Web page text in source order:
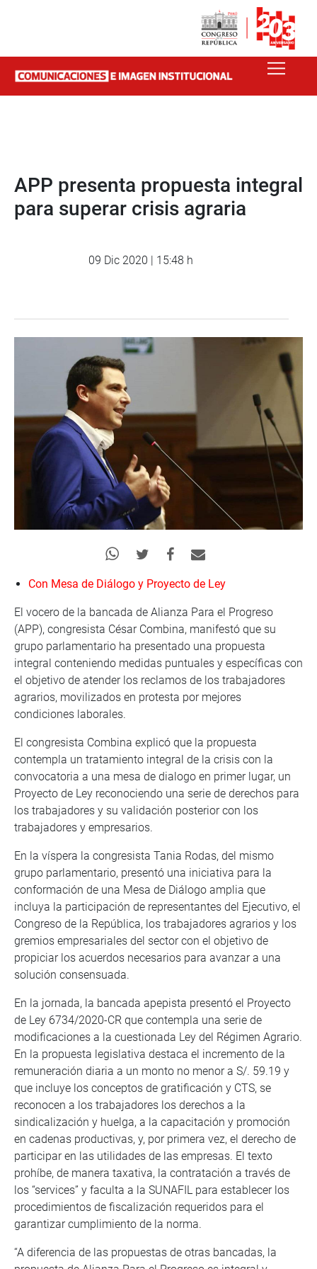
APP presenta propuesta integral
para superar crisis agraria
09 Dic 2020 | 15:48 h
Con Mesa de Diálogo y Proyecto de Ley
El vocero de la bancada de Alianza Para el Progreso
(APP), congresista César Combina, manifestó que su
grupo parlamentario ha presentado una propuesta
integral conteniendo medidas puntuales y específicas con
el objetivo de atender los reclamos de los trabajadores
agrarios, movilizados en protesta por mejores
condiciones laborales.
El congresista Combina explicó que la propuesta
contempla un tratamiento integral de la crisis con la
convocatoria a una mesa de dialogo en primer lugar, un
Proyecto de Ley reconociendo una serie de derechos para
los trabajadores y su validación posterior con los
trabajadores y empresarios.
En la víspera la congresista Tania Rodas, del mismo
grupo parlamentario, presentó una iniciativa para la
conformación de una Mesa de Diálogo amplia que
incluya la participación de representantes del Ejecutivo, el
Congreso de la República, los trabajadores agrarios y los
gremios empresariales del sector con el objetivo de
propiciar los acuerdos necesarios para avanzar a una
solución consensuada.
En la jornada, la bancada apepista presentó el Proyecto
de Ley 6734/2020-CR que contempla una serie de
modificaciones a la cuestionada Ley del Régimen Agrario.
En la propuesta legislativa destaca el incremento de la
remuneración diaria a un monto no menor a S/. 59.19 y
que incluye los conceptos de gratificación y CTS, se
reconocen a los trabajadores los derechos a la
sindicalización y huelga, a la capacitación y promoción
en cadenas productivas, y, por primera vez, el derecho de
participar en las utilidades de las empresas. El texto
prohíbe, de manera taxativa, la contratación a través de
los “services” y faculta a la SUNAFIL para establecer los
procedimientos de fiscalización requeridos para el
garantizar cumplimiento de la norma.
“A diferencia de las propuestas de otras bancadas, la